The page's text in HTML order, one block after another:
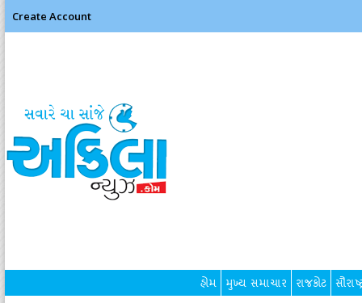
Create Account
હોમ મુખ્ય સમાચાર રાજકોટ